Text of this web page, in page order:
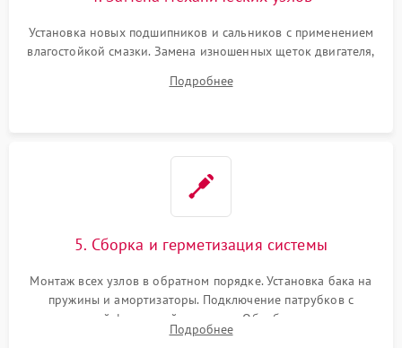
Установка новых подшипников и сальников с применением
влагостойкой смазки. Замена изношенных щеток двигателя,
или поврежденной резиновой манжеты.
Подробнее
5. Сборка и герметизация системы
Монтаж всех узлов в обратном порядке. Установка бака на
пружины и амортизаторы. Подключение патрубков с
надежной фиксацией хомутами. Обработка стыков
герметиком для предотвращения возможных протечек воды.
Подробнее